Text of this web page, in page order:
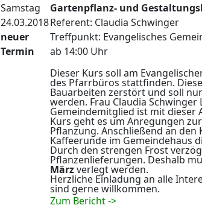
Samstag
24.03.2018
neuer
Termin
Gartenpflanz- und
Referent: Claudia Schwinger
Treffpunkt: Evangelisches
ab 14:00 Uhr
Dieser Kurs soll am
des Pfarrbüros stattfinden.
Bauarbeiten zerstört und soll
werden. Frau Claudia
Gemeindemitglied ist mit dieser
Kurs geht es um Anregungen
Pflanzung. Anschließend an
Kaffeerunde im Gemeindehaus
Durch den strengen Frost
Pflanzenlieferungen. Deshalb
Märzverlegt werden.
Herzliche Einladung an alle
sind gerne willkommen.
Zum Bericht ->